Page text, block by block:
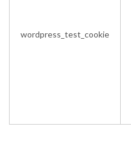
wordpress_test_cookie